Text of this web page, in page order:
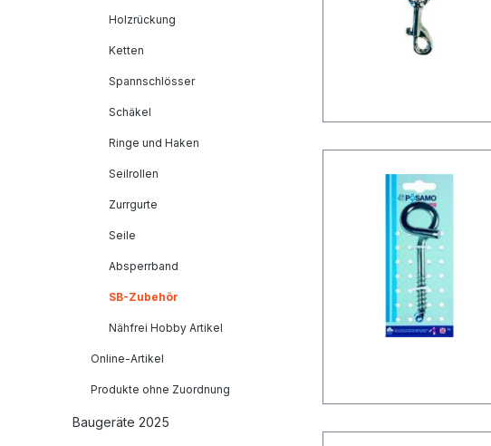
Holzrückung
Ketten
Spannschlösser
Schäkel
Ringe und Haken
Seilrollen
Zurrgurte
Seile
Absperrband
SB-Zubehör
Nähfrei Hobby Artikel
Online-Artikel
Produkte ohne Zuordnung
Baugeräte 2025